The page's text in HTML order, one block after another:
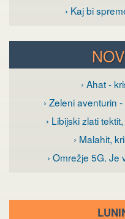
› Kaj bi
› Ahat -
› Zeleni aventurin
› Libijski zlati
› Malahit,
› Omrežje 5G.